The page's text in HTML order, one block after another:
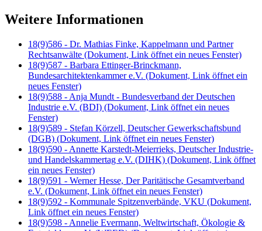
Weitere Informationen
18(9)586 - Dr. Mathias Finke, Kappelmann und Partner
Rechtsanwälte (Dokument, Link öffnet ein neues Fenster)
18(9)587 - Barbara Ettinger-Brinckmann,
Bundesarchitektenkammer e.V. (Dokument, Link öffnet ein
neues Fenster)
18(9)588 - Anja Mundt - Bundesverband der Deutschen
Industrie e.V. (BDI) (Dokument, Link öffnet ein neues
Fenster)
18(9)589 - Stefan Körzell, Deutscher Gewerkschaftsbund
(DGB) (Dokument, Link öffnet ein neues Fenster)
18(9)590 - Annette Karstedt-Meierrieks, Deutscher Industrie-
und Handelskammertag e.V. (DIHK) (Dokument, Link öffnet
ein neues Fenster)
18(9)591 - Werner Hesse, Der Paritätische Gesamtverband
e.V. (Dokument, Link öffnet ein neues Fenster)
18(9)592 - Kommunale Spitzenverbände, VKU (Dokument,
Link öffnet ein neues Fenster)
18(9)598 - Annelie Evermann, Weltwirtschaft, Ökologie &